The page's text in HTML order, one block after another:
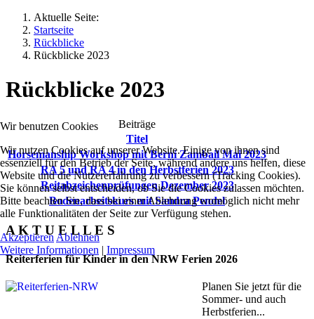
Aktuelle Seite:
Startseite
Rückblicke
Rückblicke 2023
Rückblicke 2023
Beiträge
Titel
Horsemanship Workshop mit Berni Zambail Mai 2023
RA 5 und RA 4 in den Herbstferien 2023
Reitabzeichenprüfungen Dezember 2023
Bodenarbeitskurs mit Sandra Pendel
A K T U E L L E S
Reiterferien für Kinder in den NRW Ferien 2026
Planen Sie jetzt für die
Sommer- und auch
Herbstferien...
Wir benutzen Cookies
Wir nutzen Cookies auf unserer Website. Einige von ihnen sind
essenziell für den Betrieb der Seite, während andere uns helfen, diese
Website und die Nutzererfahrung zu verbessern (Tracking Cookies).
Sie können selbst entscheiden, ob Sie die Cookies zulassen möchten.
Bitte beachten Sie, dass bei einer Ablehnung womöglich nicht mehr
alle Funktionalitäten der Seite zur Verfügung stehen.
Akzeptieren Ablehnen
Weitere Informationen | Impressum